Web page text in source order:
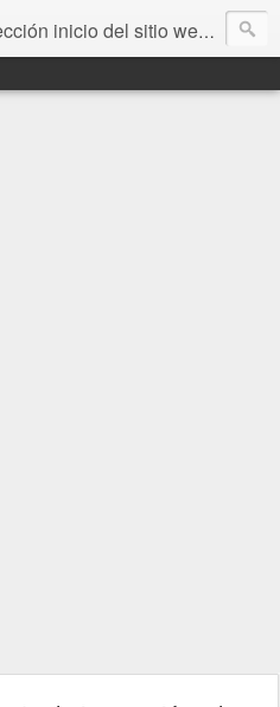
con noticias virtuales. Entradas del informativo www.bersoahoy.co